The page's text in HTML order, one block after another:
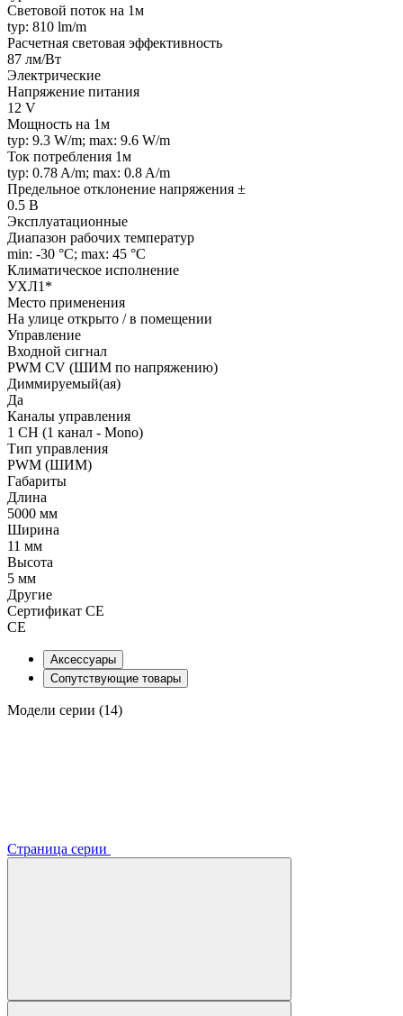
Световой поток на 1м
typ: 810 lm/m
Расчетная световая эффективность
87 лм/Вт
Электрические
Напряжение питания
12 V
Мощность на 1м
typ: 9.3 W/m; max: 9.6 W/m
Ток потребления 1м
typ: 0.78 A/m; max: 0.8 A/m
Предельное отклонение напряжения ±
0.5 В
Эксплуатационные
Диапазон рабочих температур
min: -30 °C; max: 45 °C
Климатическое исполнение
УХЛ1*
Место применения
На улице открыто / в помещении
Управление
Входной сигнал
PWM СV (ШИМ по напряжению)
Диммируемый(ая)
Да
Каналы управления
1 CH (1 канал - Mono)
Тип управления
PWM (ШИМ)
Габариты
Длина
5000 мм
Ширина
11 мм
Высота
5 мм
Другие
Сертификат CE
CE
Аксессуары
Сопутствующие товары
Модели серии (14)
Страница серии